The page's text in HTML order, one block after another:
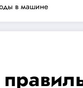
в машине